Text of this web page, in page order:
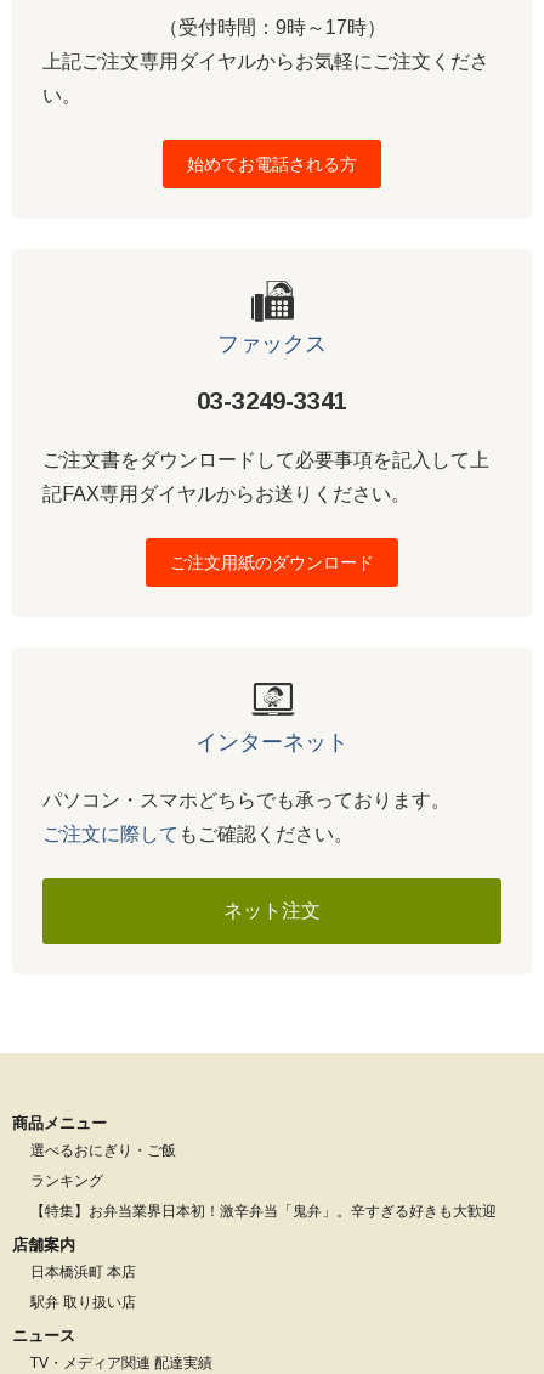
（受付時間：9時～17時）
上記ご注文専用ダイヤルからお気軽にご注文くださ
い。
始めてお電話される方
ファックス
03-3249-3341
ご注文書をダウンロードして必要事項を記入して上
記FAX専用ダイヤルからお送りください。
ご注文用紙のダウンロード
インターネット
パソコン・スマホどちらでも承っております。
ご注文に際して もご確認ください。
ネット注文
商品メニュー
選べるおにぎり・ご飯
ランキング
【特集】お弁当業界日本初！激辛弁当「鬼弁」。辛すぎる好きも大歓迎
店舗案内
日本橋浜町 本店
駅弁 取り扱い店
ニュース
TV・メディア関連 配達実績